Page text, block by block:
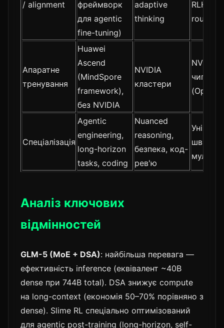
/ alignment
фреймворк
для agentic
fine-tuning)
adaptive
thinking
RLHF +
routing
Апаратне
тренування
Huawei
Ascend
(MindSpore
framework),
без NVIDIA
NVIDIA
кластери
NVIDIA
чипи
Спеціалізація
Agentic
engineering,
long-horizon
tasks, coding
Nuanced
reasoning,
безпека, код-
рев'ю
Аналіз ключових
відмінностей
GLM-5 (MoE + DSA): найбільша перевага —
ефективність inference (еквівалент ~40B
dense при 744B total). DSA знижує compute
на long-context (економія 50–70% порівняно з
dense). Slime RL спеціально оптимізований
для agentic post-training (long-horizon, self-